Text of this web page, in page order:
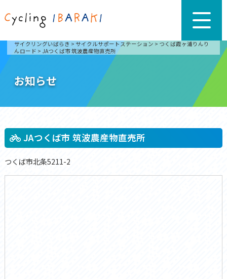
サイクリングいばらき > サイクルサポートステーション > つくば霞ヶ浦りんり
んロード > JAつくば市 筑波農産物直売所
お知らせ
JAつくば市 筑波農産物直売所
つくば市北条5211-2